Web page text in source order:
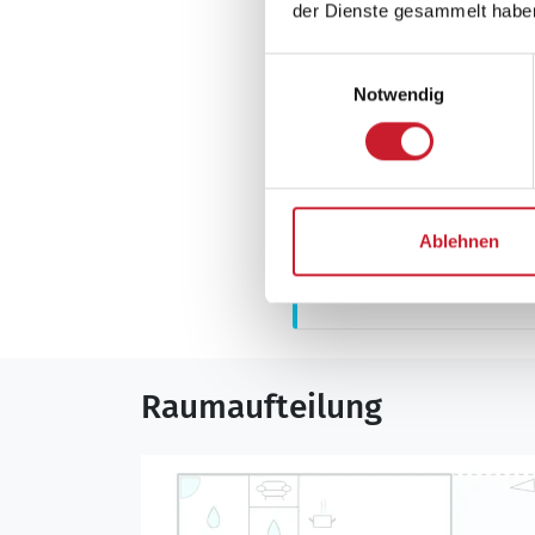
der Dienste gesammelt
Notwendig
Ablehnen
Gartenmöbel
Grill
Neben- und
Die aktuellen
Raumaufteilung